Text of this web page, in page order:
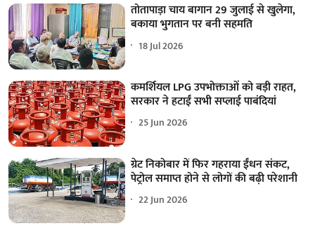
तोतापाड़ा चाय बागान 29 जुलाई से खुलेगा,
बकाया भुगतान पर बनी सहमति
18 Jul 2026
कमर्शियल LPG उपभोक्ताओं को बड़ी राहत,
सरकार ने हटाईं सभी सप्लाई पाबंदियां
25 Jun 2026
ग्रेट निकोबार में फिर गहराया ईंधन संकट,
पेट्रोल समाप्त होने से लोगों की बढ़ी परेशानी
22 Jun 2026